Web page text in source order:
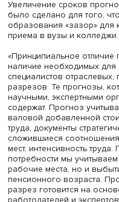
технологические
аспекты. Россия
самыми низкими
стране сегодня занято
безработных
равна количеству
занятости
вовлечения в
– подчеркнула
Увеличение сроков
было сделано для
образования «зазор»
приема в вузы и
«Принципиальное
наличие необходимых